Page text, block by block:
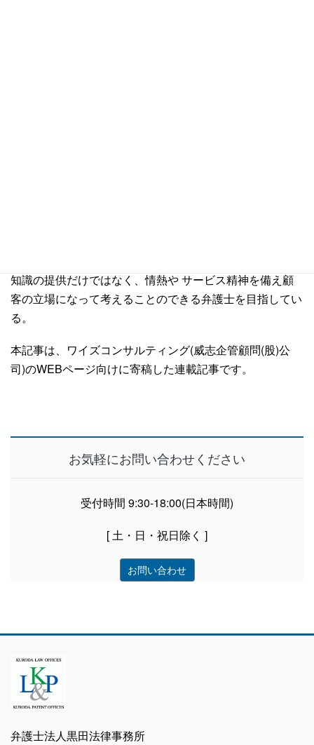
知識の提供だけではなく、情熱や サービス精神を備え顧
客の立場になって考えることのできる弁護士を目指してい
る。
本記事は、ワイズコンサルティング(威志企管顧問(股)公
司)のWEBページ向けに寄稿した連載記事です。
お気軽にお問い合わせください
受付時間 9:30-18:00(日本時間)
[ 土・日・祝日除く ]
お問い合わせ
弁護士法人黒田法律事務所